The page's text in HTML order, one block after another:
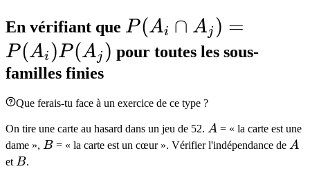
En vérifiant que P(A_i \cap
A_j) =
P (Ai ∩ Aj ) =
P (Ai )P (Aj ) pour toutes les sous-
familles finies
Que ferais-tu face à un exercice de ce type ?
On tire une carte au hasard dans un jeu de 52. A
A = « la carte est une
dame », B
B= « la carte est un cœur ». Vérifier l'indépendance de A
A
et B
B.